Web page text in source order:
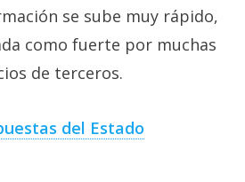
se sube muy rápido,
como fuerte por muchas
de terceros.
del Estado